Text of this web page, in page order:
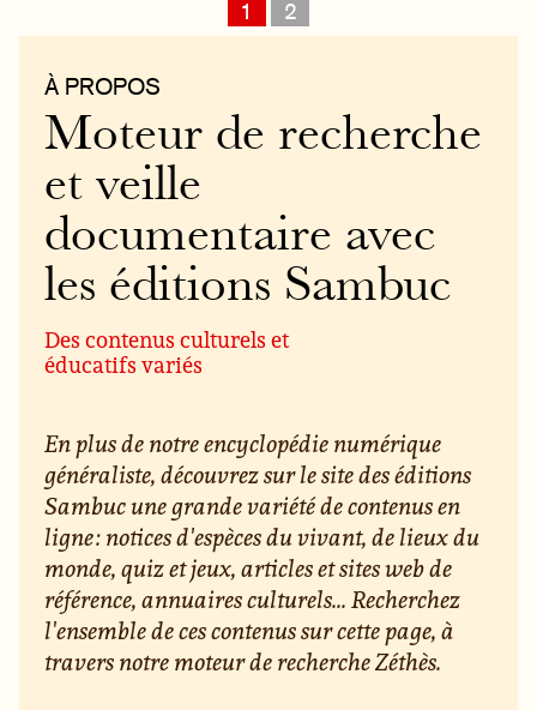
1 2
À PROPOS
Moteur de recherche
et veille
documentaire avec
les éditions Sambuc
Des contenus culturels et
éducatifs variés
En plus de notre encyclopédie numérique
généraliste, découvrez sur le site des éditions
Sambuc une grande variété de contenus en
ligne : notices d'espèces du vivant, de lieux du
monde, quiz et jeux, articles et sites web de
référence, annuaires culturels... Recherchez
l'ensemble de ces contenus sur cette page, à
travers notre moteur de recherche Zéthès.